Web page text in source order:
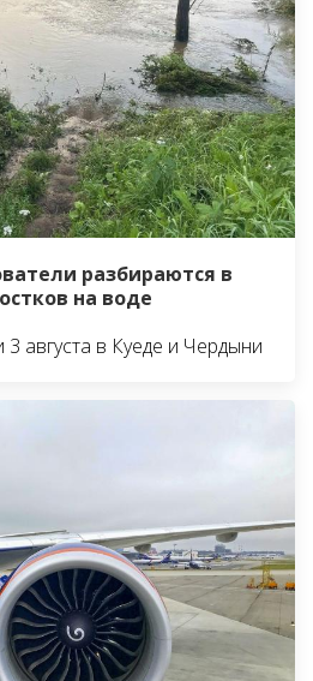
разбираются в
на воде
августа в Куеде и Чердыни